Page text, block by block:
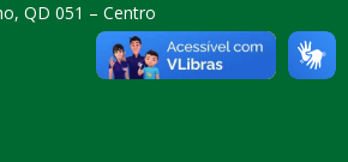
QD 051 – Centro